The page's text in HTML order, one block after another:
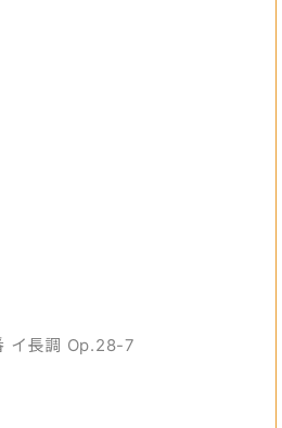
イ長調 Op.28-7